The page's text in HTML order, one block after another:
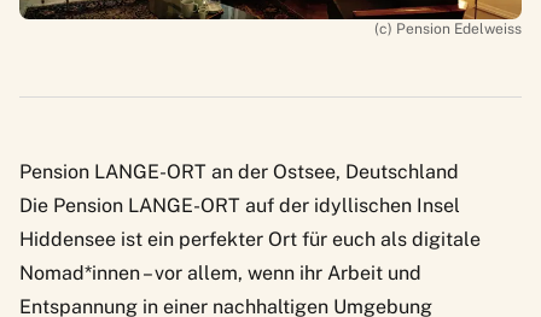
(c) Pension Edelweiss
Pension LANGE-ORT an der Ostsee, Deutschland
Die Pension LANGE-ORT auf der idyllischen Insel
Hiddensee ist ein perfekter Ort für euch als digitale
Nomad*innen – vor allem, wenn ihr Arbeit und
Entspannung in einer nachhaltigen Umgebung